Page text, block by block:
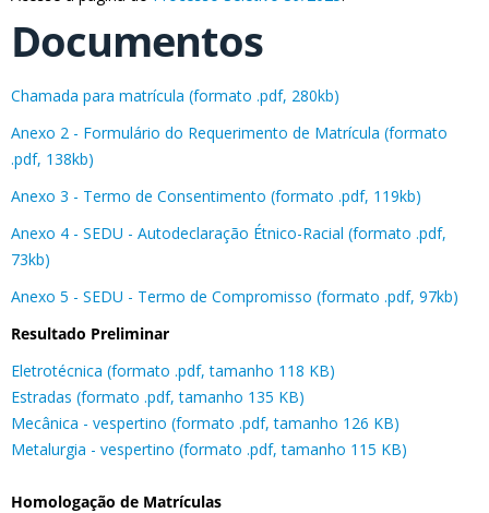
Documentos
Chamada para matrícula (formato .pdf, 280kb)
Anexo 2 - Formulário do Requerimento de Matrícula (formato
.pdf, 138kb)
Anexo 3 - Termo de Consentimento (formato .pdf, 119kb)
Anexo 4 - SEDU - Autodeclaração Étnico-Racial (formato .pdf,
73kb)
Anexo 5 - SEDU - Termo de Compromisso (formato .pdf, 97kb)
Resultado Preliminar
Eletrotécnica (formato .pdf, tamanho 118 KB)
Estradas (formato .pdf, tamanho 135 KB)
Mecânica - vespertino (formato .pdf, tamanho 126 KB)
Metalurgia - vespertino (formato .pdf, tamanho 115 KB)
Homologação de Matrículas